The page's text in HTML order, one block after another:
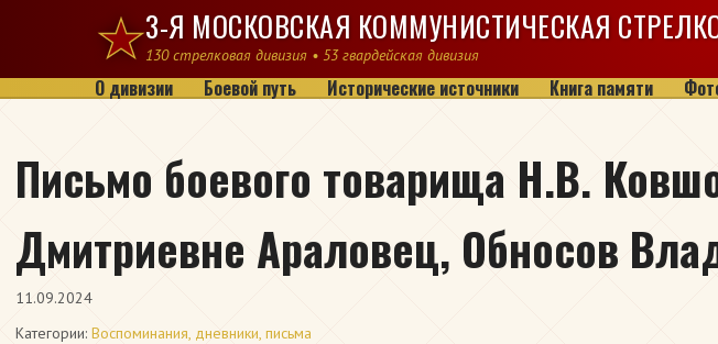
Перейти к содержимому3-Я МОСКОВСКАЯ КОММУНИСТИЧЕСКАЯ
130 стрелковая дивизия • 53 гвардейская дивизия
О дивизии Боевой путь Исторические источники Книга памяти
Письмо боевого товарища Н.В.
Дмитриевне Араловец, Обносов
11.09.2024
Категории: Воспоминания, дневники, письма